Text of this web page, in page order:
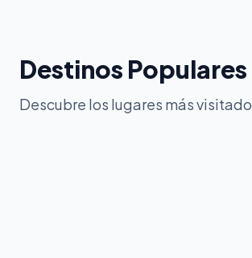
Destinos Populares
Descubre los lugares más
local_offerDesde $1,000 MXN
Los Mochis
Guamúchil
local_offerDesde $1,000 MXN